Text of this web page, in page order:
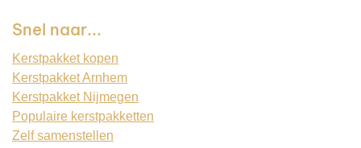
Snel naar...
Kerstpakket kopen
Kerstpakket Arnhem
Kerstpakket Nijmegen
Populaire kerstpakketten
Zelf samenstellen